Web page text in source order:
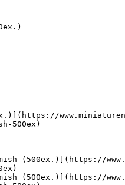
500ex)
(500ex.)](https://
(500ex.)](https://